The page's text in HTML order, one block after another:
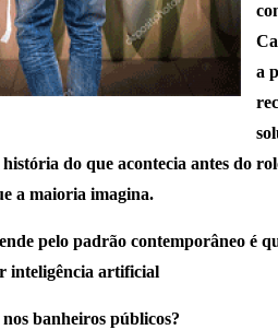
a
do que acontecia antes do
a maioria imagina.
pelo padrão contemporâneo é
inteligência artificial
banheiros públicos?